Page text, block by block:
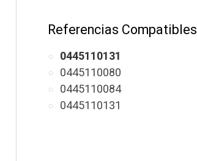
Referencias Compatibles
0445110131
0445110080
0445110084
0445110131